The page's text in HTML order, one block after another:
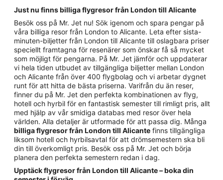
Just nu finns billiga flygresor från London till Alicante
Besök oss på Mr. Jet nu! Sök igenom och spara pengar på
våra billiga resor från London to Alicante. Leta efter sista-
minuten-biljetter från London till Alicante till oslagbara priser
speciellt framtagna för resenärer som önskar få så mycket
som möjligt för pengarna. På Mr. Jet jämför och uppdaterar
vi hela tiden utbudet av tillgängliga biljetter mellan London
och Alicante från över 400 flygbolag och vi arbetar dygnet
runt för att hitta de bästa priserna. Varifrån du än reser,
finner du på Mr. Jet den perfekta kombinationen av flyg,
hotell och hyrbil för en fantastisk semester till rimligt pris, allt
med hjälp av vår smidiga databas med resor över hela
världen. Alla detaljer är utformade för att passa dig. Många
billiga flygresor från London till Alicante finns tillgängliga
liksom hotell och hyrbilsavtal för att drömsemestern ska bli
din till överkomligt pris. Besök oss på Mr. Jet och börja
planera den perfekta semestern redan i dag.
Upptäck flygresor från London till Alicante – boka din